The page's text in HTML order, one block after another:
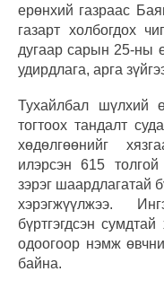
ерөнхий газраас
газарт холбогдох
дугаар сарын 25-ны
удирдлага, арга
Тухайлбал шүлхий
тогтоох тандалт
хөдөлгөөнийг
илэрсэн 615
зэрэг шаардлагатай
хэрэгжүүлжээ.
бүртгэгдсэн
одоогоор нэмж
байна.